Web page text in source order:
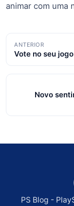
animar com uma
Navegação
de
posts
ANTERIOR
Vote no seu
Novo
PS Blog -